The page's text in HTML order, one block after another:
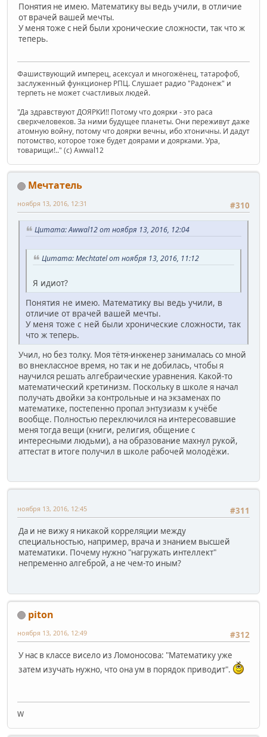
Понятия не имею. Математику вы ведь учили, в отличие
от врачей вашей мечты.
У меня тоже с ней были хронические сложности, так что ж
теперь.
Фашиствующий имперец, асексуал и многожёнец, татарофоб,
заслуженный функционер РПЦ. Слушает радио "Радонеж" и
терпеть не может счастливых людей.
"Да здравствуют ДОЯРКИ!! Потому что доярки - это раса
сверхчеловеков. За ними будущее планеты. Они переживут даже
атомную войну, потому что доярки вечны, ибо хтоничны. И дадут
потомство, которое тоже будет доярами и доярками. Ура,
товарищи!.." (c) Awwal12
Мечтатель
#310
ноября 13, 2016, 12:31
Цитата: Awwal12 от ноября 13, 2016, 12:04
Цитата: Mechtatel от ноября 13, 2016, 11:12
Я идиот?
Понятия не имею. Математику вы ведь учили, в
отличие от врачей вашей мечты.
У меня тоже с ней были хронические сложности, так
что ж теперь.
Учил, но без толку. Моя тётя-инженер занималась со мной
во внеклассное время, но так и не добилась, чтобы я
научился решать алгебраические уравнения. Какой-то
математический кретинизм. Поскольку в школе я начал
получать двойки за контрольные и на экзаменах по
математике, постепенно пропал энтузиазм к учёбе
вообще. Полностью переключился на интересовавшие
меня тогда вещи (книги, религия, общение с
интересными людьми), а на образование махнул рукой,
аттестат в итоге получил в школе рабочей молодёжи.
#311
ноября 13, 2016, 12:45
Да и не вижу я никакой корреляции между
специальностью, например, врача и знанием высшей
математики. Почему нужно "нагружать интеллект"
непременно алгеброй, а не чем-то иным?
piton
#312
ноября 13, 2016, 12:49
У нас в классе висело из Ломоносова: "Математику уже
затем изучать нужно, что она ум в порядок приводит".
W